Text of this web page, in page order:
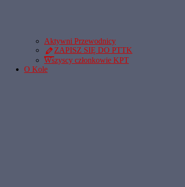
Aktywni Przewodnicy
ZAPISZ SIĘ DO PTTK
Wszyscy członkowie KPT
O Kole